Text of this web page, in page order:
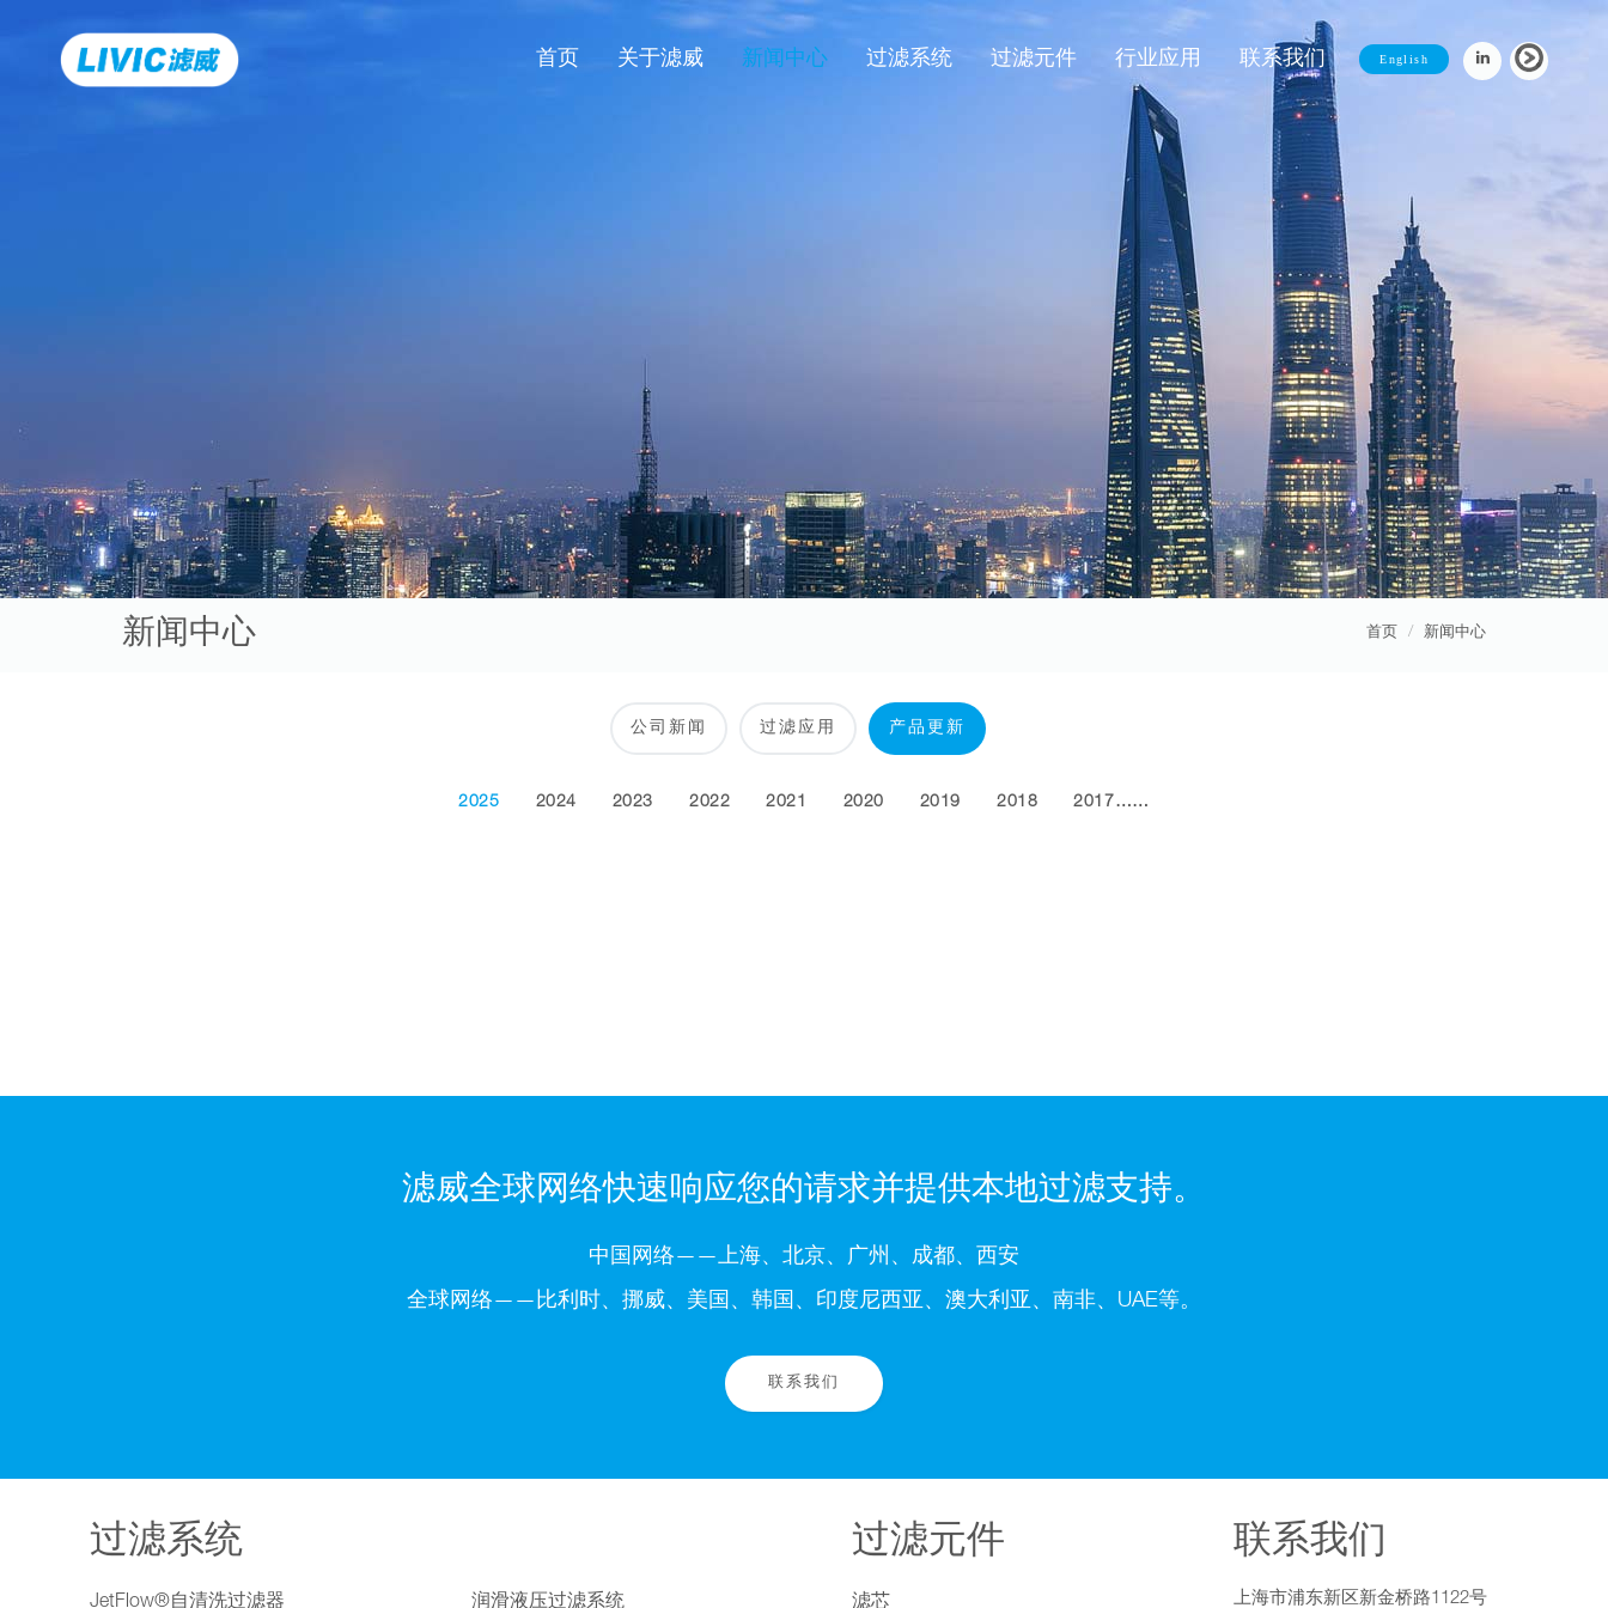
首页 关于滤威 新闻中心 过滤系统 过滤元件 行业应用 联系我们 English
新闻中心 首页 新闻中心
公司新闻 过滤应用 产品更新
2025 2024 2023 2022 2021 2020 2019 2018 2017……
滤威全球网络快速响应您的请求并提供本地过滤支持。
中国网络——上海、北京、广州、成都、西安
全球网络——比利时、挪威、美国、韩国、印度尼西亚、澳大利亚、南非、UAE等。
联系我们
过滤系统
JetFlow®自清洗过滤器 润滑液压过滤系统
过滤元件
滤芯
联系我们
上海市浦东新区新金桥路1122号